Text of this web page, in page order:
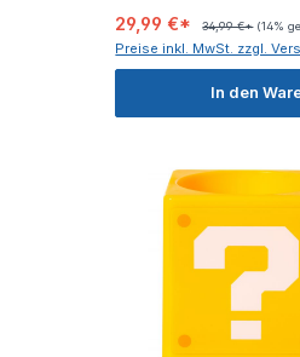
29,99 €* 34,99 €* (14%
Preise inkl. MwSt. zzgl.
In den